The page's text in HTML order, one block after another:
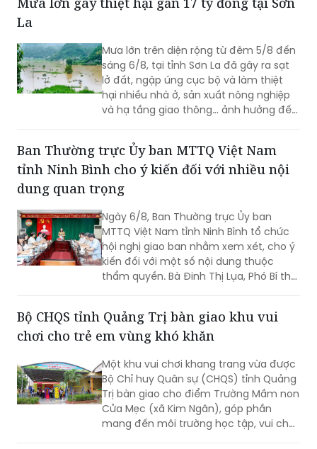
(SN 1970) cho người thân.
Mưa lớn gây thiệt hại gần 17 tỷ đồng tại Sơn
La
Mưa lớn trên diện rộng từ đêm 5/8 đến
sáng 6/8, tại tỉnh Sơn La đã gây ra sạt
hại nhiều nhà ở, sản xuất nông nghiệp
và hạ tầng giao thông… ảnh hưởng đến
đời sống của nhân dân.
Ban Thường trực Ủy ban MTTQ Việt Nam
tỉnh Ninh Bình cho ý kiến đối với nhiều nội
dung quan trọng
Ngày 6/8, Ban Thường trực Ủy ban
MTTQ Việt Nam tỉnh Ninh Bình tổ chức
kiến đối với một số nội dung thuộc
thẩm quyền. Bà Đinh Thị Lụa, Phó Bí thư
Tỉnh ủy, Chủ tịch Ủy ban MTTQ Việt
dự có các thành viên Ban Thường trực
Ủy ban MTTQ Việt Nam tỉnh.
Bộ CHQS tỉnh Quảng Trị bàn giao khu vui
chơi cho trẻ em vùng khó khăn
Một khu vui chơi khang trang vừa được
Bộ Chỉ huy Quân sự (CHQS) tỉnh Quảng